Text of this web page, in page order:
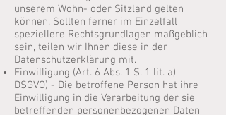
unserem Wohn- oder Sitzland gelten
können. Sollten ferner im Einzelfall
speziellere Rechtsgrundlagen maßgeblich
sein, teilen wir Ihnen diese in der
Datenschutzerklärung mit.
Einwilligung (Art. 6 Abs. 1 S. 1 lit. a)
DSGVO) - Die betroffene Person hat ihre
Einwilligung in die Verarbeitung der sie
betreffenden personenbezogenen Daten